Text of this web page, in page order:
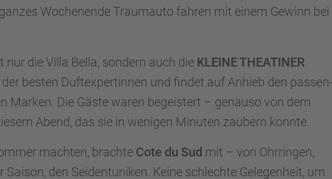
Wochen­ende Traum­auto fahren mit einem Gewinn bei
die Villa Bella, sondern auch die KLEINE THEATINER
der besten Duftex­per­tin­nen und findet auf Anhieb den passen­
Marken. Die Gäste waren begeis­tert – genauso von dem
Abend, das sie in wenigen Minuten zaubern konnte.
machten, brachte Cote du Sud mit – von Ohrrin­gen,
den Seiden­tu­ni­ken. Keine schlechte Gelegen­heit, um